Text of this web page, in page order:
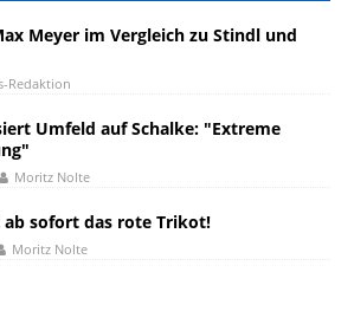
Meyer im Vergleich zu Stindl und
Redaktion
Umfeld auf Schalke: "Extreme
Moritz Nolte
ab sofort das rote Trikot!
Moritz Nolte